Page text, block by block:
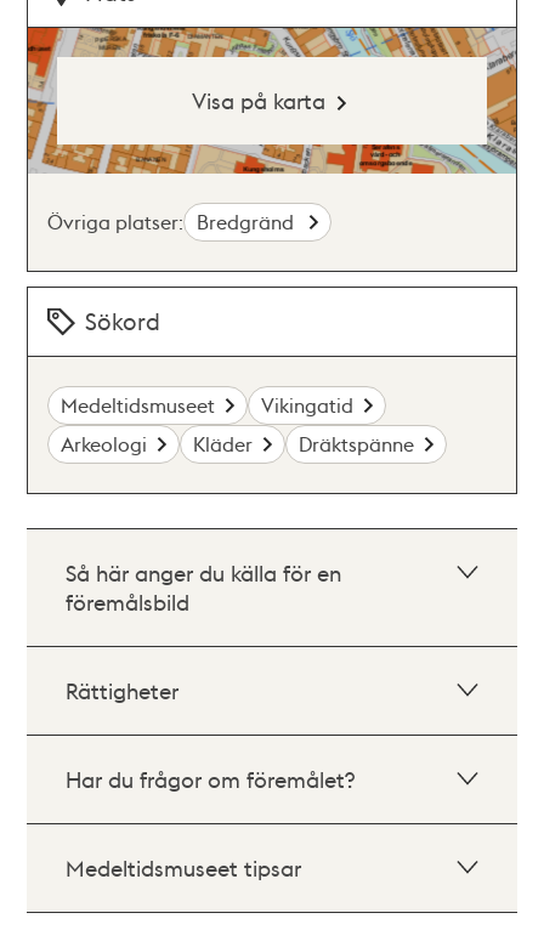
Visa på karta
Övriga platser: Bredgränd
Sökord
Medeltidsmuseet
Vikingatid
Arkeologi
Kläder Dräktspänne
Så här anger du källa för en
föremålsbild
Rättigheter
Har du frågor om föremålet?
Medeltidsmuseet tipsar